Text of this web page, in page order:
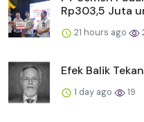
Rp303,5 Juta
21 hours ago
Efek Balik
1 day ago 19